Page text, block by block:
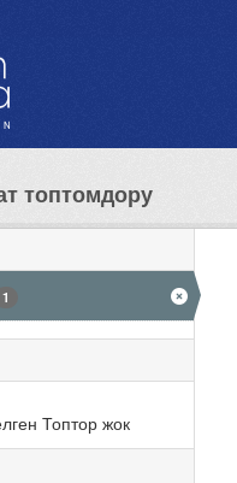
топтомдору
1
Топтор жок